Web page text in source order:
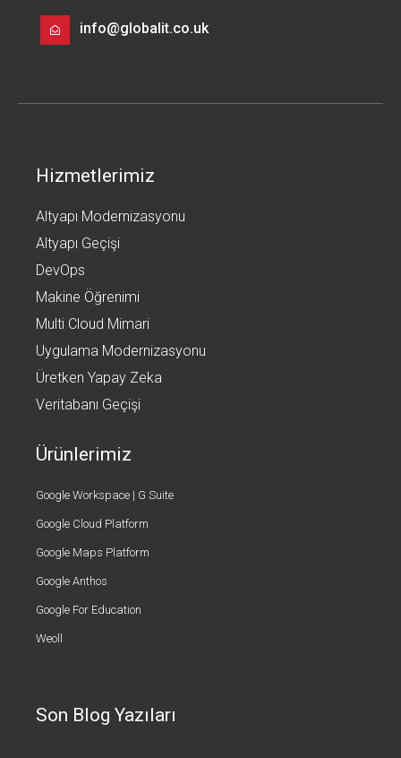
info@globalit.co.uk
Hizmetlerimiz
Altyapı Modernizasyonu
Altyapı Geçişi
DevOps
Makine Öğrenimi
Multi Cloud Mimari
Uygulama Modernizasyonu
Üretken Yapay Zeka
Veritabanı Geçişi
Ürünlerimiz
Google Workspace | G Suite
Google Cloud Platform
Google Maps Platform
Google Anthos
Google For Education
Weoll
Son Blog Yazıları